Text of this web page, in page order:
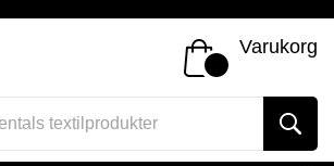
Varukorg